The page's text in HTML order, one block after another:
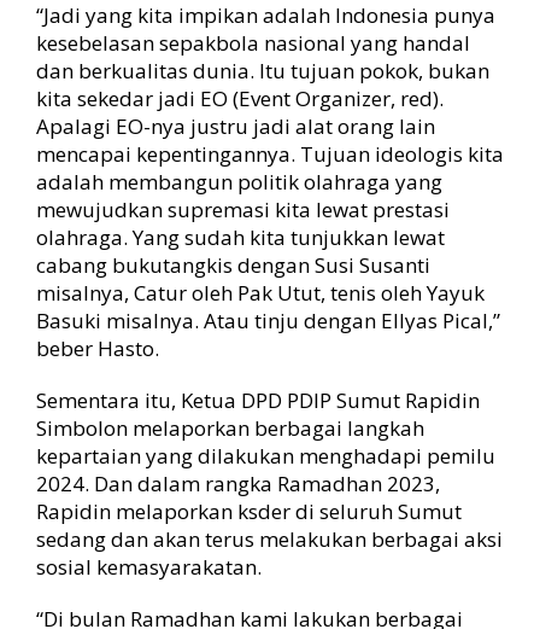
“Jadi yang kita impikan adalah Indonesia punya
kesebelasan sepakbola nasional yang handal
dan berkualitas dunia. Itu tujuan pokok, bukan
kita sekedar jadi EO (Event Organizer, red).
Apalagi EO-nya justru jadi alat orang lain
mencapai kepentingannya. Tujuan ideologis kita
adalah membangun politik olahraga yang
mewujudkan supremasi kita lewat prestasi
olahraga. Yang sudah kita tunjukkan lewat
cabang bukutangkis dengan Susi Susanti
misalnya, Catur oleh Pak Utut, tenis oleh Yayuk
Basuki misalnya. Atau tinju dengan Ellyas Pical,”
beber Hasto.
Sementara itu, Ketua DPD PDIP Sumut Rapidin
Simbolon melaporkan berbagai langkah
kepartaian yang dilakukan menghadapi pemilu
2024. Dan dalam rangka Ramadhan 2023,
Rapidin melaporkan ksder di seluruh Sumut
sedang dan akan terus melakukan berbagai aksi
sosial kemasyarakatan.
“Di bulan Ramadhan kami lakukan berbagai